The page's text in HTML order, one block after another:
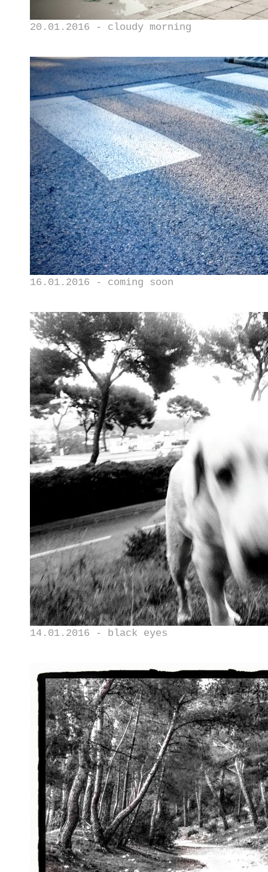
20.01.2016 - cloudy morning
16.01.2016 - coming soon
14.01.2016 - black eyes